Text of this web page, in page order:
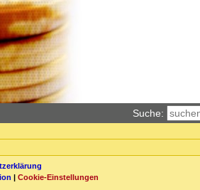
Suche:
| Cookie-Einstellungen